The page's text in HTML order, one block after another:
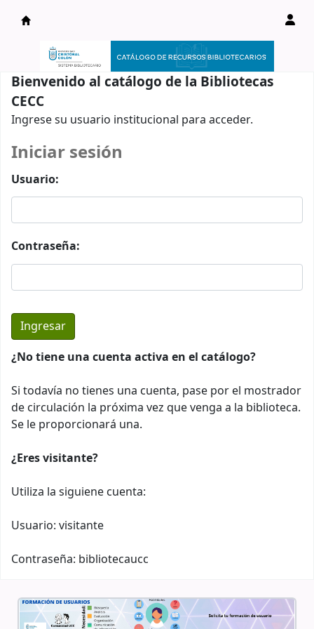
Catálogo en línea
Bienvenido al catálogo de la Bibliotecas
CECC
Ingrese su usuario institucional para acceder.
Iniciar sesión
Usuario:
Contraseña:
¿No tiene una cuenta activa en el catálogo?
Si todavía no tienes una cuenta, pase por el mostrador
de circulación la próxima vez que venga a la biblioteca.
Se le proporcionará una.
¿Eres visitante?
Utiliza la siguiene cuenta:
Usuario: visitante
Contraseña: bibliotecaucc